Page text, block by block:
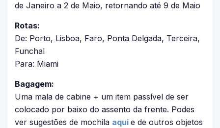
de Janeiro a 2 de Maio, retornando até 9 de Maio
Rotas:
De: Porto, Lisboa, Faro, Ponta Delgada, Terceira,
Funchal
Para: Miami
Bagagem:
Uma mala de cabine + um item passível de ser
colocado por baixo do assento da frente. Podes
ver sugestões de mochila aqui e de outros objetos